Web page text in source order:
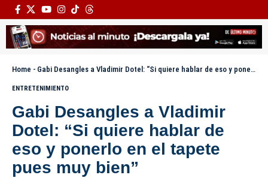
Home - Gabi Desangles a Vladimir Dotel: “Si quiere hablar de eso y ponerlo en el tapete pues muy bien”
ENTRETENIMIENTO
Gabi Desangles a Vladimir
Dotel: “Si quiere hablar de
eso y ponerlo en el tapete
pues muy bien”